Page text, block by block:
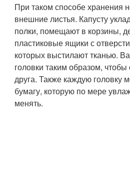
При таком способе хранения
внешние листья. Капусту
полки, помещают в корзины,
пластиковые ящики с
которых выстилают тканью.
головки таким образом, чтобы
друга. Также каждую головку
бумагу, которую по мере
менять.